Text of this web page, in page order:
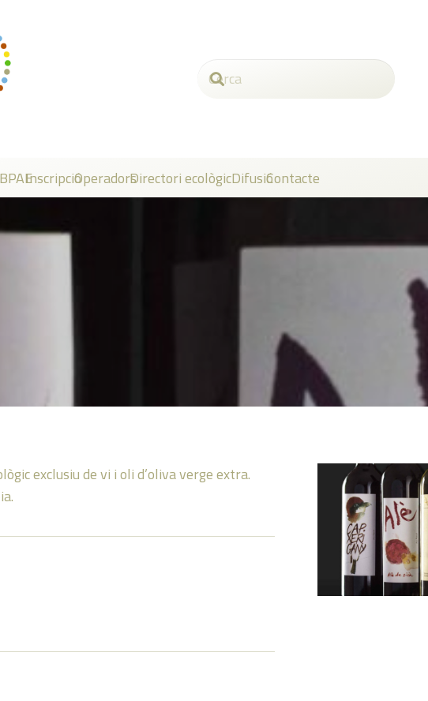
InscripcióOperadorsDirectori ecològicDifusióContacte
exclusiu de vi i oli d’oliva verge extra.